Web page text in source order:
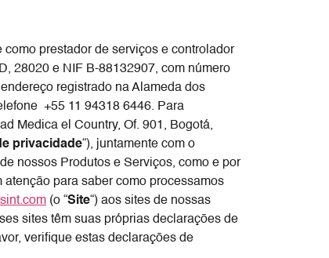
prestador de serviços e controlador
28020 e NIF B-88132907, com número
registrado na Alameda dos
+55 11 94318 6446. Para
Medica el Country, Of. 901, Bogotá,
privacidade“), juntamente com o
nossos Produtos e Serviços, como e por
para saber como processamos
(o “Site“) aos sites de nossas
sites têm suas próprias declarações de
verifique estas declarações de